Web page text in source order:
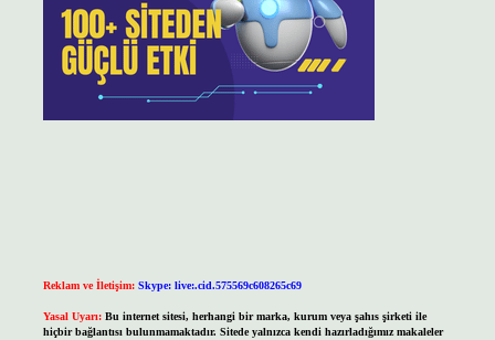
Reklam ve İletişim: Skype: live:.cid.575569c608265c69
Yasal Uyarı: Bu internet sitesi, herhangi bir marka, kurum veya şahıs şirketi ile
hiçbir bağlantısı bulunmamaktadır. Sitede yalnızca kendi hazırladığımız makaleler